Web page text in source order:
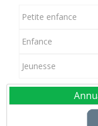
Petite enfance
Enfance
Jeunesse